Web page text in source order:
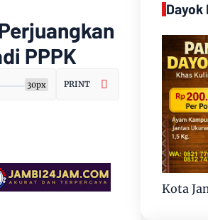
PPPK
30px PRINT
Dayok
Kota